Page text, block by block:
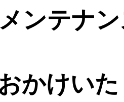
ンテナ
かけい